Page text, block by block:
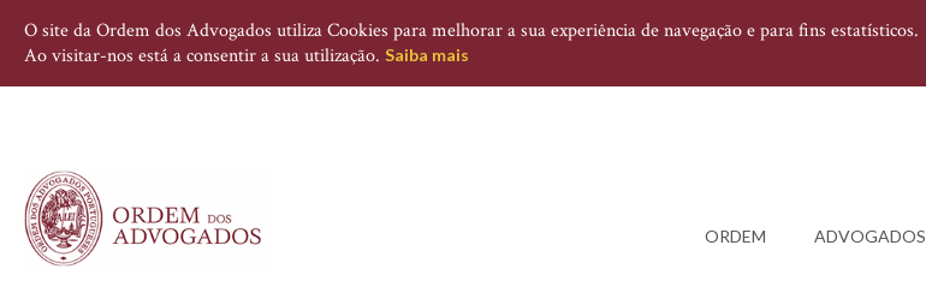
O site da Ordem dos Advogados utiliza Cookies para melhorar a sua experiência de navegação e para fins estatísticos.
Ao visitar-nos está a consentir a sua utilização. Saiba mais
ORDEM ADVOGADOS